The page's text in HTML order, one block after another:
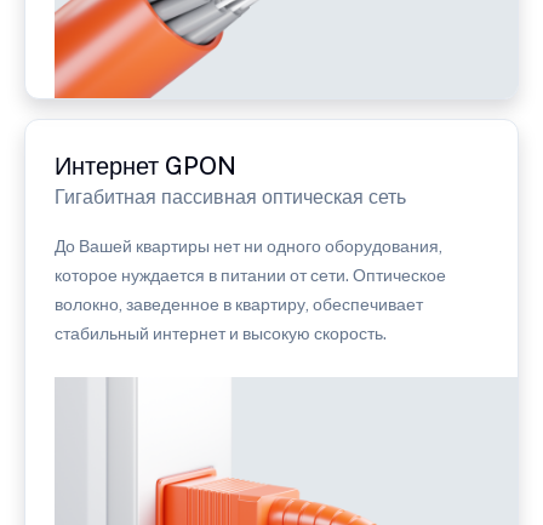
Интернет GPON
Гигабитная пассивная оптическая сеть
До Вашей квартиры нет ни одного оборудования,
которое нуждается в питании от сети. Оптическое
волокно, заведенное в квартиру, обеспечивает
стабильный интернет и высокую скорость.